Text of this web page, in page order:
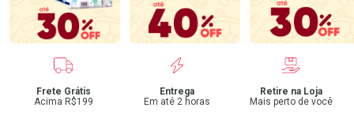
Benefícios
Frete Grátis
Acima R$199
Entrega
Em até 2 horas
Retire na Loja
Mais perto de você